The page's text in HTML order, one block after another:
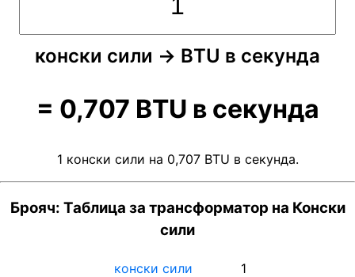
конски сили → BTU в секунда
= 0,707 BTU в секунда
1 конски сили на 0,707 BTU в секунда.
Брояч: Таблица за трансформатор на Конски
сили
конски сили
1